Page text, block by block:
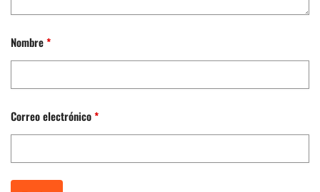
Nombre*
Correo electrónico*